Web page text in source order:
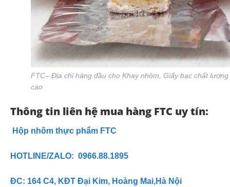
FTC– Địa chỉ hàng đầu cho Khay nhôm, Giấy bạc chất lượng
cao
Thông tin liên hệ mua hàng FTC uy tín:
Hộp nhôm thực phẩm FTC
HOTLINE/ZALO: 0966.88.1895
ĐC: 164 C4, KĐT Đại Kim, Hoàng Mai,Hà Nội